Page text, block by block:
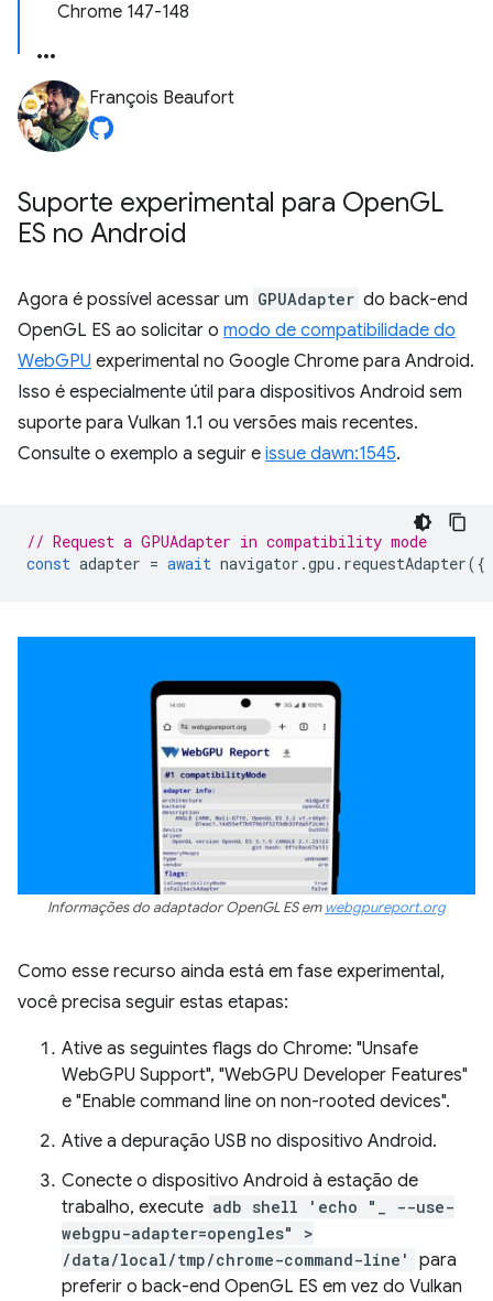
Chrome 147-148
François Beaufort
Suporte experimental para OpenGL
ES no Android
Agora é possível acessar um GPUAdapter do back-end
OpenGL ES ao solicitar o modo de compatibilidade do
WebGPU experimental no Google Chrome para Android.
Isso é especialmente útil para dispositivos Android sem
suporte para Vulkan 1.1 ou versões mais recentes.
Consulte o exemplo a seguir e issue dawn:1545.
// Request a GPUAdapter in compatibility mode
const adapter = await navigator .gpu . requestAdapter({
Informações do adaptador OpenGL ES emwebgpureport.org
Como esse recurso ainda está em fase experimental,
você precisa seguir estas etapas:
Ative as seguintes flags do Chrome: "Unsafe
WebGPU Support", "WebGPU Developer Features"
e "Enable command line on non-rooted devices".
Ative a depuração USB no dispositivo Android.
Conecte o dispositivo Android à estação de
trabalho, execute adb shell 'echo "_ --use-
webgpu-adapter=opengles" >
/data/local/tmp/chrome-command-line'
para
preferir o back-end OpenGL ES em vez do Vulkan